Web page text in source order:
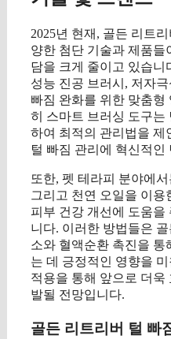
2025년 현재, 골든 리트
양한 첨단 기술과 제품들
담을 크게 줄이고 있습니
성능 진공 브러시, 저자
빠짐 완화를 위한 맞춤형
히 스마트 브러싱 도구는
하여 최적의 관리법을 제
털 빠짐 관리에 혁신적
또한, 펫 테라피 분야에
그리고 천연 오일을 이
피부 건강 개선에 도움을
니다. 이러한 방법들은
소와 혈액순환 촉진을
는 데 긍정적인 영향을
적용을 통해 앞으로 더욱
발될 전망입니다.
골든 리트리버 털 빠